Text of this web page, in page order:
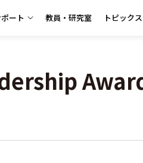
ート 教員・研究室 トピックス